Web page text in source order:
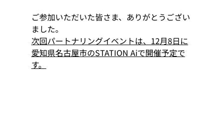
ご参加いただいた皆さま、ありがとうござい
ました。
次回パートナリングイベントは、12月8日に
愛知県名古屋市のSTATION Aiで開催予定で
す。